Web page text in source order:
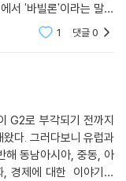
서 '바빌론'이라는 말이
만들어지고 사라지고
1 댓글0
G2로 부각되기 전까지
대한 이야기는